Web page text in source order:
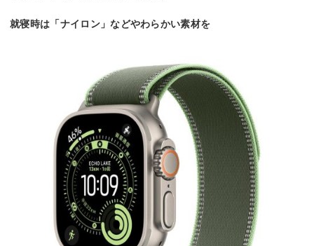
就寝時は「ナイロン」などやわらかい素材を